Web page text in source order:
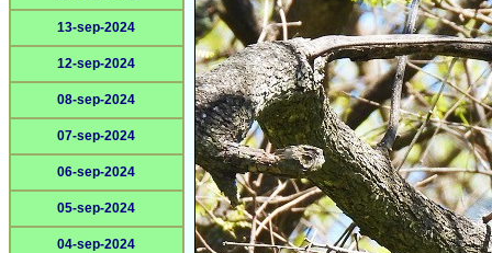
13-sep-2024
12-sep-2024
08-sep-2024
07-sep-2024
06-sep-2024
05-sep-2024
04-sep-2024